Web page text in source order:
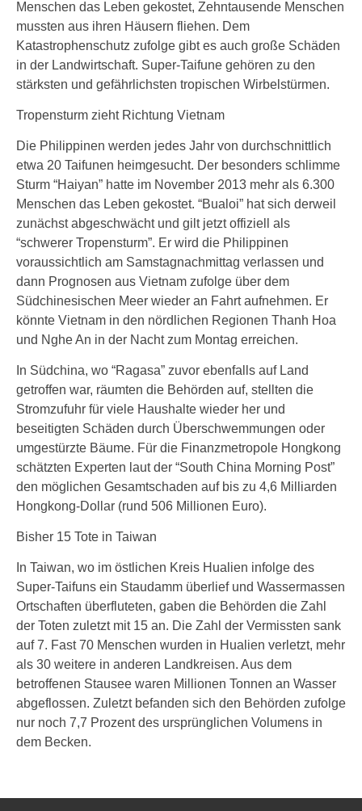
Menschen das Leben gekostet, Zehntausende Menschen
mussten aus ihren Häusern fliehen. Dem
Katastrophenschutz zufolge gibt es auch große Schäden
in der Landwirtschaft. Super-Taifune gehören zu den
stärksten und gefährlichsten tropischen Wirbelstürmen.
Tropensturm zieht Richtung Vietnam
Die Philippinen werden jedes Jahr von durchschnittlich
etwa 20 Taifunen heimgesucht. Der besonders schlimme
Sturm “Haiyan” hatte im November 2013 mehr als 6.300
Menschen das Leben gekostet. “Bualoi” hat sich derweil
zunächst abgeschwächt und gilt jetzt offiziell als
“schwerer Tropensturm”. Er wird die Philippinen
voraussichtlich am Samstagnachmittag verlassen und
dann Prognosen aus Vietnam zufolge über dem
Südchinesischen Meer wieder an Fahrt aufnehmen. Er
könnte Vietnam in den nördlichen Regionen Thanh Hoa
und Nghe An in der Nacht zum Montag erreichen.
In Südchina, wo “Ragasa” zuvor ebenfalls auf Land
getroffen war, räumten die Behörden auf, stellten die
Stromzufuhr für viele Haushalte wieder her und
beseitigten Schäden durch Überschwemmungen oder
umgestürzte Bäume. Für die Finanzmetropole Hongkong
schätzten Experten laut der “South China Morning Post”
den möglichen Gesamtschaden auf bis zu 4,6 Milliarden
Hongkong-Dollar (rund 506 Millionen Euro).
Bisher 15 Tote in Taiwan
In Taiwan, wo im östlichen Kreis Hualien infolge des
Super-Taifuns ein Staudamm überlief und Wassermassen
Ortschaften überfluteten, gaben die Behörden die Zahl
der Toten zuletzt mit 15 an. Die Zahl der Vermissten sank
auf 7. Fast 70 Menschen wurden in Hualien verletzt, mehr
als 30 weitere in anderen Landkreisen. Aus dem
betroffenen Stausee waren Millionen Tonnen an Wasser
abgeflossen. Zuletzt befanden sich den Behörden zufolge
nur noch 7,7 Prozent des ursprünglichen Volumens in
dem Becken.